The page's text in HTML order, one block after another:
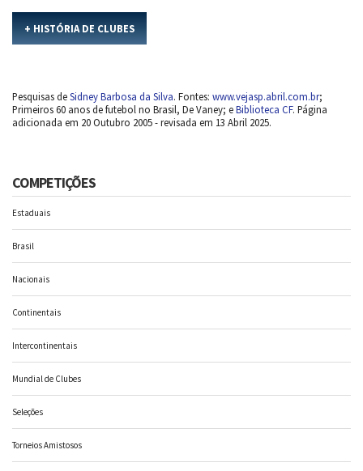
+ HISTÓRIA DE CLUBES
Pesquisas deSidney Barbosa da Silva. Fontes: www.vejasp.abril.com.br;
Primeiros 60 anos de futebol no Brasil, De Vaney; eBiblioteca CF. Página
adicionada em 20 Outubro 2005 - revisada em 13 Abril 2025.
COMPETIÇÕES
Estaduais
Brasil
Nacionais
Continentais
Intercontinentais
Mundial de Clubes
Seleções
Torneios Amistosos